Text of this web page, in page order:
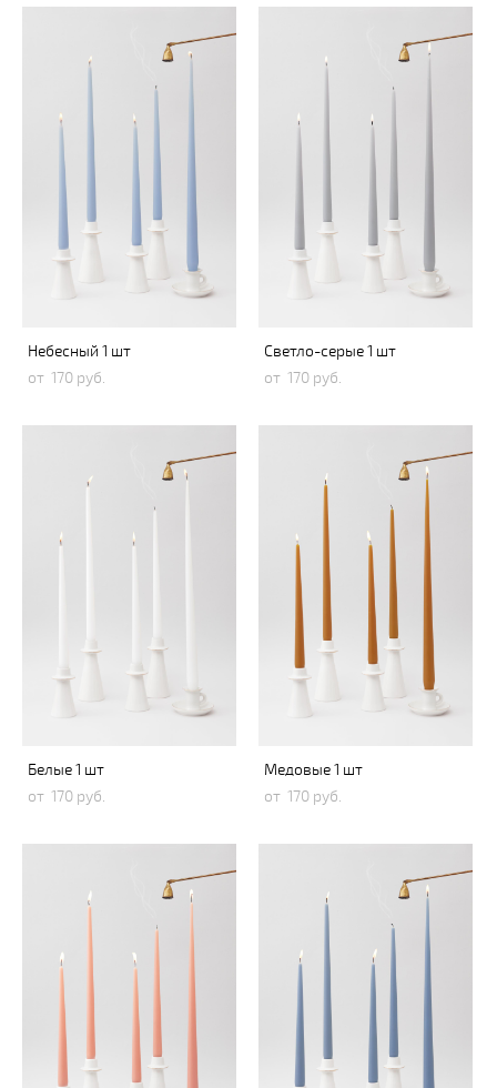
Небесный 1 шт
от 170 pуб.
Светло-серые 1 шт
от 170 pуб.
Белые 1 шт
от 170 pуб.
Медовые 1 шт
от 170 pуб.